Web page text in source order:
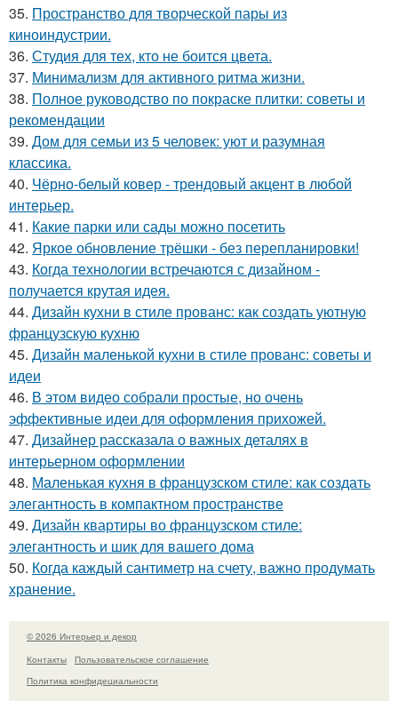
35. Пространство для творческой пары из
киноиндустрии.
36. Студия для тех, кто не боится цвета.
37. Минимализм для активного ритма жизни.
38. Полное руководство по покраске плитки: советы и
рекомендации
39. Дом для семьи из 5 человек: уют и разумная
классика.
40. Чёрно-белый ковер - трендовый акцент в любой
интерьер.
41. Какие парки или сады можно посетить
42. Яркое обновление трёшки - без перепланировки!
43. Когда технологии встречаются с дизайном -
получается крутая идея.
44. Дизайн кухни в стиле прованс: как создать уютную
французскую кухню
45. Дизайн маленькой кухни в стиле прованс: советы и
идеи
46. В этом видео собрали простые, но очень
эффективные идеи для оформления прихожей.
47. Дизайнер рассказала о важных деталях в
интерьерном оформлении
48. Маленькая кухня в французском стиле: как создать
элегантность в компактном пространстве
49. Дизайн квартиры во французском стиле:
элегантность и шик для вашего дома
50. Когда каждый сантиметр на счету, важно продумать
хранение.
© 2026 Интерьер и декор
Контакты
Пользовательское соглашение
Политика конфидециальности